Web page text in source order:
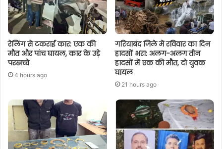
रेलिंग से टकराई कार: एक की
मौत और पांच घायल, कार के उड़े
परखच्चे
4 hours ago
गरियाबंद जिले में रविवार का दिन
हादसों भरा: अलग-अलग तीन
हादसों में एक की मौत, दो युवक
घायल
21 hours ago